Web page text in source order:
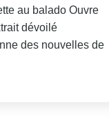
au balado Ouvre
dévoilé
des nouvelles de